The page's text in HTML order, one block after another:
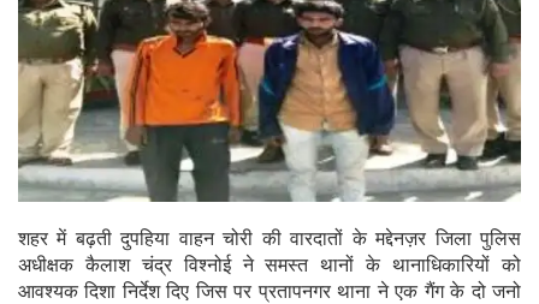
शहर में बढ़ती दुपहिया वाहन चोरी की वारदातों के मद्देनज़र जिला पुलिस
अधीक्षक कैलाश चंद्र विश्नोई ने समस्त थानों के थानाधिकारियों को
आवश्यक दिशा निर्देश दिए जिस पर प्रतापनगर थाना ने एक गैंग के दो जनो